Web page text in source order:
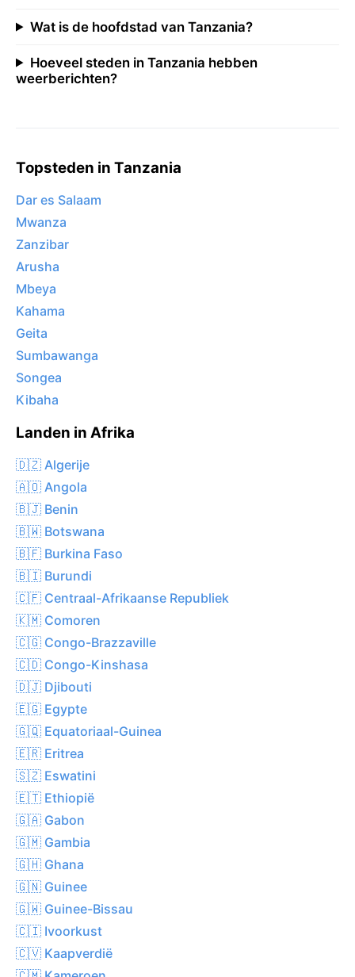
Wat is de hoofdstad van Tanzania?
Hoeveel steden in Tanzania hebben
weerberichten?
Topsteden in Tanzania
Dar es Salaam
Mwanza
Zanzibar
Arusha
Mbeya
Kahama
Geita
Sumbawanga
Songea
Kibaha
Landen in Afrika
🇩🇿 Algerije
🇦🇴 Angola
🇧🇯 Benin
🇧🇼 Botswana
🇧🇫 Burkina Faso
🇧🇮 Burundi
🇨🇫 Centraal-Afrikaanse Republiek
🇰🇲 Comoren
🇨🇬 Congo-Brazzaville
🇨🇩 Congo-Kinshasa
🇩🇯 Djibouti
🇪🇬 Egypte
🇬🇶 Equatoriaal-Guinea
🇪🇷 Eritrea
🇸🇿 Eswatini
🇪🇹 Ethiopië
🇬🇦 Gabon
🇬🇲 Gambia
🇬🇭 Ghana
🇬🇳 Guinee
🇬🇼 Guinee-Bissau
🇨🇮 Ivoorkust
🇨🇻 Kaapverdië